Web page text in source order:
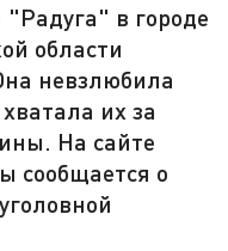
"Радуга" в городе
области
невзлюбила
их за
На сайте
сообщается о